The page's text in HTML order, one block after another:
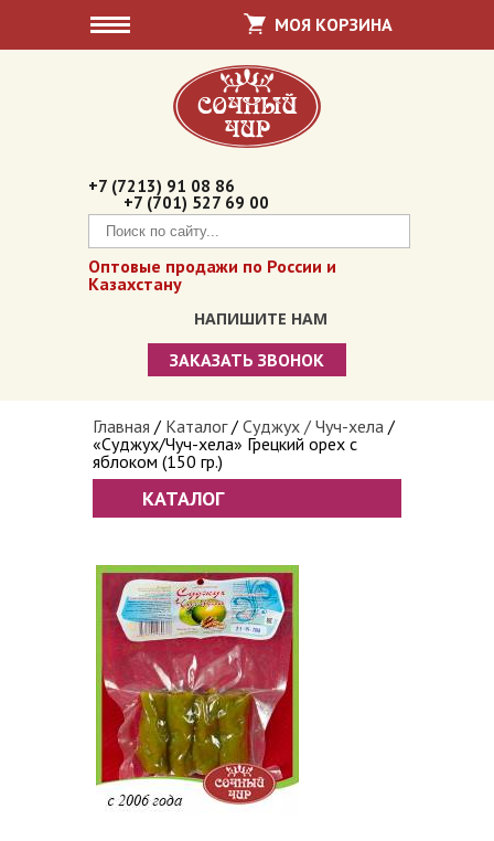
+7 (7213) 91 08 86
+7 (701) 527 69 00
Оптовые продажи по России и
Казахстану
НАПИШИТЕ НАМ
ЗАКАЗАТЬ ЗВОНОК
МОЯ КОРЗИНА
Вы здесь
Главная / Каталог / Суджух / Чуч-хела /
«Cуджух/Чуч-хела» Грецкий орех с
яблоком (150 гр.)
КАТАЛОГ
Сочный чир
Суджух / Чуч-хела